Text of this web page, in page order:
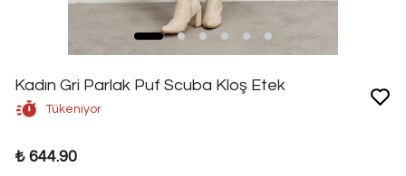
Kadın Gri Parlak Puf Scuba Kloş Etek
Tükeniyor
₺ 644.90